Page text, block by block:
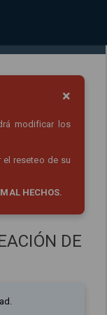
×
modificar los
el reseteo de su
HECHOS.
DE